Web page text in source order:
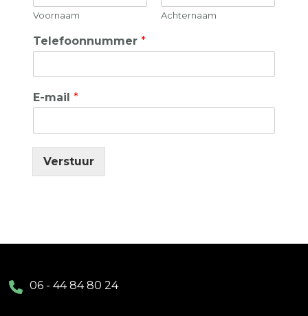
Voornaam Achternaam
Telefoonnummer*
E-mail*
Verstuur
06 - 44 84 80 24